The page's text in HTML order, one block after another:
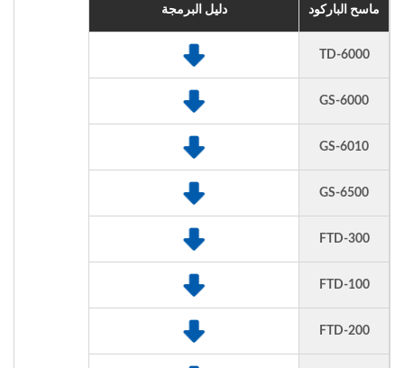
ماسح الباركود دليل البرمجة
TD-6000
GS-6000
GS-6010
GS-6500
FTD-300
FTD-100
FTD-200